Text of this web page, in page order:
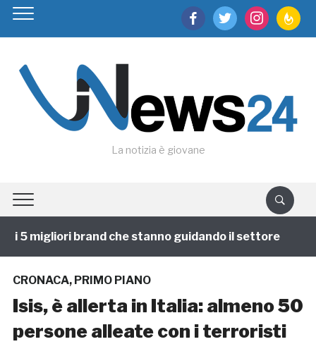
facebooktwitter instagram
La notizia è giovane
migliori brand che stanno guidando il settore
CRONACA, PRIMO PIANO
Isis, è allerta in Italia: almeno 50
persone alleate con i terroristi